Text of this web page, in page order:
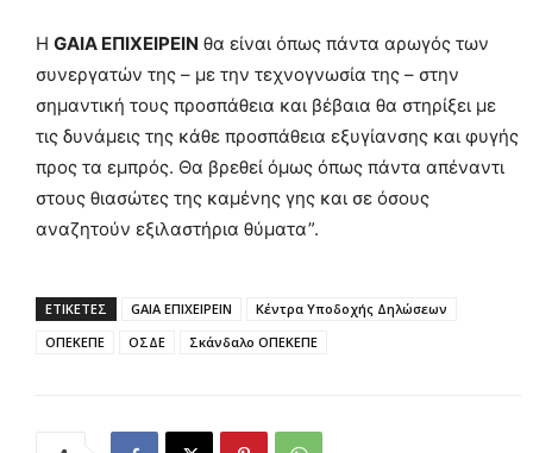
Η GAIA ΕΠΙΧΕΙΡΕΙΝ θα είναι όπως πάντα αρωγός των
συνεργατών της – με την τεχνογνωσία της – στην
σημαντική τους προσπάθεια και βέβαια θα στηρίξει με
τις δυνάμεις της κάθε προσπάθεια εξυγίανσης και φυγής
προς τα εμπρός. Θα βρεθεί όμως όπως πάντα απέναντι
στους θιασώτες της καμένης γης και σε όσους
αναζητούν εξιλαστήρια θύματα”.
ΕΤΙΚΕΤΕΣ GAIA ΕΠΙΧΕΙΡΕΙΝ
Κέντρα Υποδοχής Δηλώσεων
ΟΠΕΚΕΠΕ
ΟΣΔΕ Σκάνδαλο ΟΠΕΚΕΠΕ